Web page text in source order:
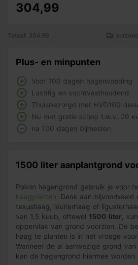
304,99
Totaal: 304,99
Plus- en minpunten
Voor 100 dagen hagenvoeding
Luchtig en vochtvasthoudend
Thuisbezorgd met HVO100
Nu met gratis schep t.w.v. 20
na 100 dagen bijmesten
1500 liter aanplantgrond
Pokon hagengrond gebruik je voor
haagplanten . Denk aan bijvoorbeeld
taxushaag, laurierhaag of
van 1,5 kuub, oftewel 1500 liter ,
oppervlak van grond voorzien. De
haag te planten is in het vroege
Wanneer de al aanwezige grond van
kan de hagengrond hiermee worden